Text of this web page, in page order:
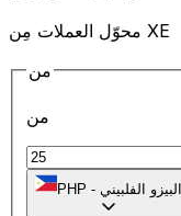
محوّل العملات مِن XE
من
من
PHP - البيزو الفلبيني